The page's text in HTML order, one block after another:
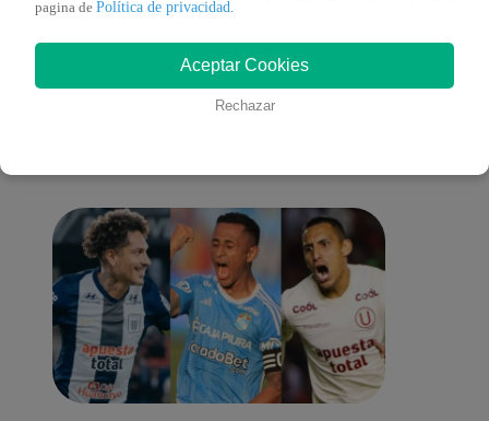
También te puede
pagina de Política de privacidad
Aceptar Cookies
Rechazar